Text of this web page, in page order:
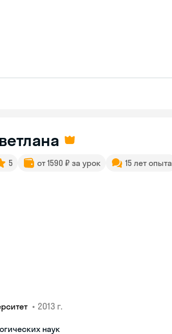
5 от 1590 ₽ за урок 15 лет опыта
• 2013 г.
наук